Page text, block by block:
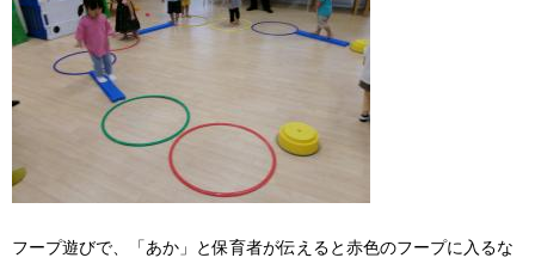
フープ遊びで、「あか」と保育者が伝えると赤色のフープに入るな